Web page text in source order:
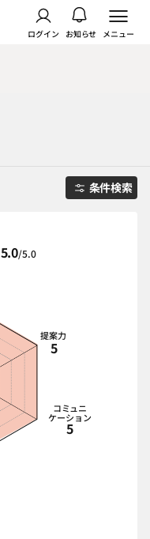
ログイン お知らせ メニュー
条件検索
5.0/5.0
提案力
5
コミュニ
ケーション
5